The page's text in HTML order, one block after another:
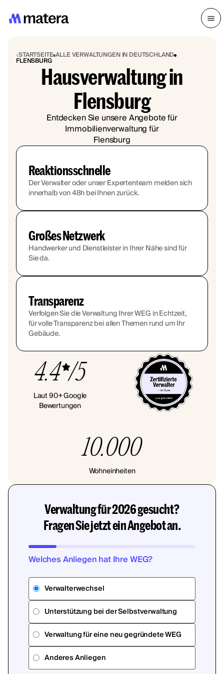
STARTSEITE ALLE VERWALTUNGEN IN DEUTSCHLAND
FLENSBURG
Hausverwaltung in
Flensburg
Entdecken Sie unsere Angebote für
Immobilienverwaltung für
Flensburg
Reaktionsschnelle
Der Verwalter oder unser Expertenteam melden sich
innerhalb von 48h bei Ihnen zurück.
Großes Netzwerk
Handwerker und Dienstleister in Ihrer Nähe sind für
Sie da.
Transparenz
Verfolgen Sie die Verwaltung Ihrer WEG in Echtzeit,
für volle Transparenz bei allen Themen rund um Ihr
Gebäude.
4.4 /5
Laut 90+ Google
Bewertungen
10.000
Wohneinheiten
Verwaltung für 2026 gesucht?
Fragen Sie jetzt ein Angebot an.
Welches Anliegen hat Ihre WEG?
Verwalterwechsel
Unterstützung bei der Selbstverwaltung
Verwaltung für eine neu gegründete WEG
Anderes Anliegen